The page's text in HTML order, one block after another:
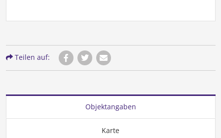
Teilen auf:
Objektangaben
Karte